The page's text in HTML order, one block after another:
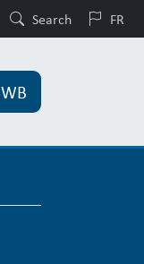
Search FR